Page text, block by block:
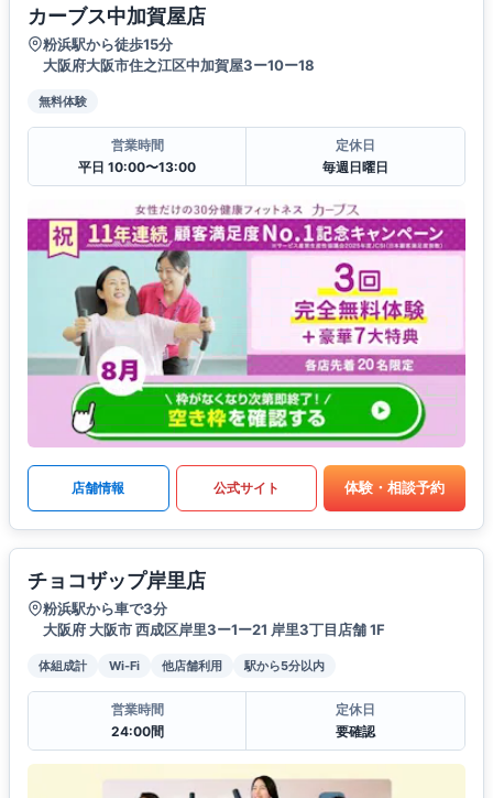
カーブス中加賀屋店
粉浜駅から徒歩15分
大阪府大阪市住之江区中加賀屋3ー10ー18
無料体験
営業時間
平日 10:00〜13:00
定休日
毎週日曜日
店舗情報 公式サイト 体験・相談予約
チョコザップ岸里店
粉浜駅から車で3分
大阪府 大阪市 西成区岸里3ー1ー21 岸里3丁目店舗 1F
体組成計 Wi-Fi 他店舗利用 駅から5分以内
営業時間
24:00間
定休日
要確認